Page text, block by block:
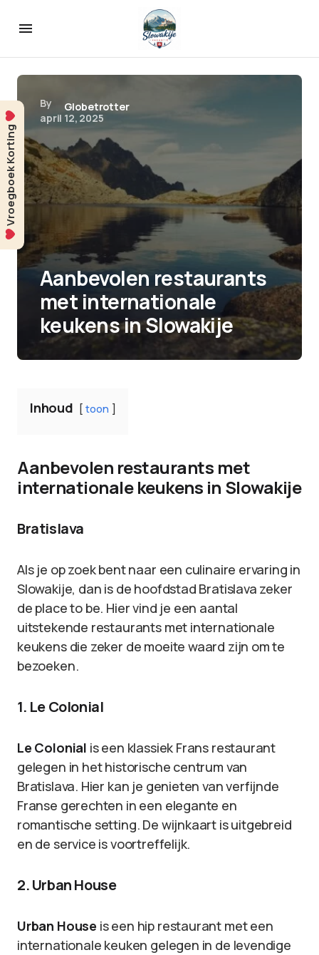
By
Globetrotter
april 12, 2025
Aanbevolen restaurants
met internationale
keukens in Slowakije
Inhoud toon
Aanbevolen restaurants met
internationale keukens in Slowakije
Bratislava
Als je op zoek bent naar een culinaire ervaring in
Slowakije, dan is de hoofdstad Bratislava zeker
de place to be. Hier vind je een aantal
uitstekende restaurants met internationale
keukens die zeker de moeite waard zijn om te
bezoeken.
1. Le Colonial
Le Colonial is een klassiek Frans restaurant
gelegen in het historische centrum van
Bratislava. Hier kan je genieten van verfijnde
Franse gerechten in een elegante en
romantische setting. De wijnkaart is uitgebreid
en de service is voortreffelijk.
2. Urban House
Urban House is een hip restaurant met een
internationale keuken gelegen in de levendige
Vroegboek Korting